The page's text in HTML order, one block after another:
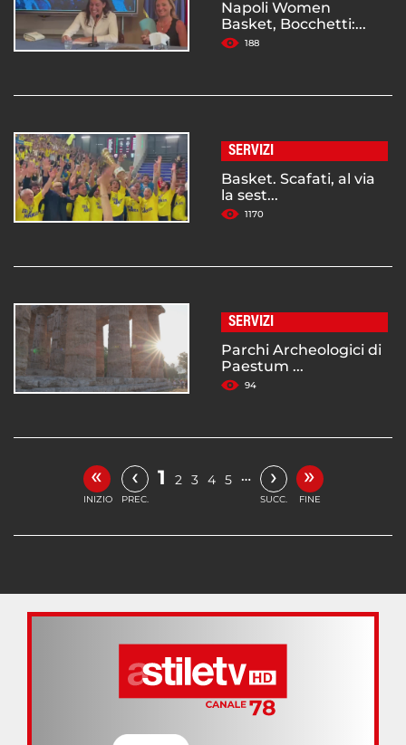
Napoli Women
Basket, Bocchetti:...
188
SERVIZI
Basket. Scafati, al via
la sest...
1170
SERVIZI
Parchi Archeologici di
Paestum ...
94
«
INIZIO
‹
PREC.
1 2 3 4 5 … ›
SUCC.
»
FINE